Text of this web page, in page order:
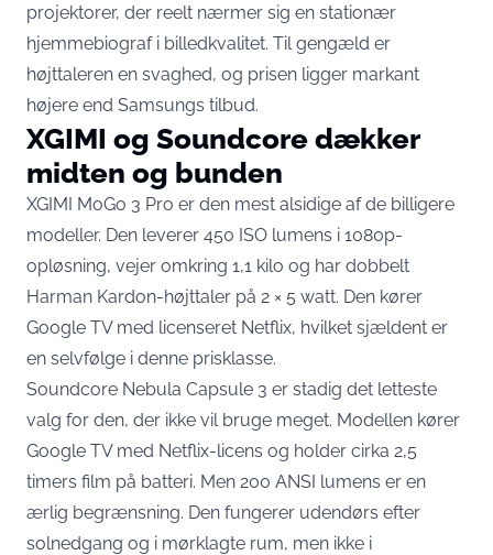
projektorer, der reelt nærmer sig en stationær
hjemmebiograf i billedkvalitet. Til gengæld er
højttaleren en svaghed, og prisen ligger markant
højere end Samsungs tilbud.
XGIMI og Soundcore dækker
midten og bunden
XGIMI MoGo 3 Pro er den mest alsidige af de billigere
modeller. Den leverer 450 ISO lumens i 1080p-
opløsning, vejer omkring 1,1 kilo og har dobbelt
Harman Kardon-højttaler på 2 × 5 watt. Den kører
Google TV med licenseret Netflix, hvilket sjældent er
en selvfølge i denne prisklasse.
Soundcore Nebula Capsule 3 er stadig det letteste
valg for den, der ikke vil bruge meget. Modellen kører
Google TV med Netflix-licens og holder cirka 2,5
timers film på batteri. Men 200 ANSI lumens er en
ærlig begrænsning. Den fungerer udendørs efter
solnedgang og i mørklagte rum, men ikke i